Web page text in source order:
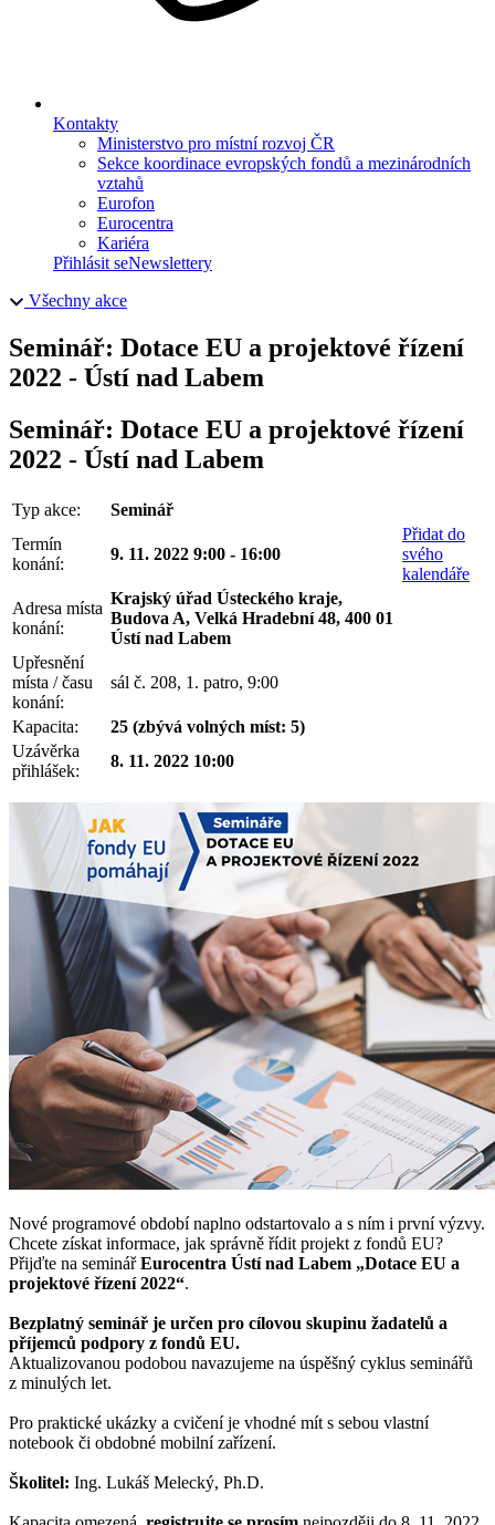
Kontakty
Ministerstvo pro místní rozvoj ČR
Sekce koordinace evropských fondů a mezinárodních
vztahů
Eurofon
Eurocentra
Kariéra
Přihlásit seNewslettery
Všechny akce
Seminář: Dotace EU a projektové řízení
2022 - Ústí nad Labem
Seminář: Dotace EU a projektové řízení
2022 - Ústí nad Labem
Typ akce:
Seminář
Termín
konání:
9. 11. 2022 9:00 - 16:00
Přidat do
svého
kalendáře
Adresa místa
konání:
Krajský úřad Ústeckého kraje,
Budova A, Velká Hradební 48, 400 01
Ústí nad Labem
Upřesnění
místa / času
konání:
sál č. 208, 1. patro, 9:00
Kapacita:
25 (zbývá volných míst: 5)
Uzávěrka
přihlášek:
8. 11. 2022 10:00
Nové programové období naplno odstartovalo a s ním i první výzvy.
Chcete získat informace, jak správně řídit projekt z fondů EU?
Přijďte na seminářEurocentra Ústí nad Labem „Dotace EU a
projektové řízení 2022“.
Bezplatný seminář je určen pro cílovou skupinu žadatelů a
příjemců podpory z fondů EU.
Aktualizovanou podobou navazujeme na úspěšný cyklus seminářů
z minulých let.
Pro praktické ukázky a cvičení je vhodné mít s sebou vlastní
notebook či obdobné mobilní zařízení.
Školitel: Ing. Lukáš Melecký, Ph.D.